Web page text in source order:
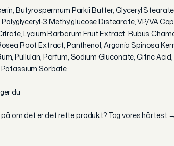
Butyrospermum Parkii Butter, Glyceryl
Polyglyceryl-3 Methylglucose Distearate, VP/VA
Lycium Barbarum Fruit Extract, Rubus
Root Extract, Panthenol, Argania Spinosa
Pullulan, Parfum, Sodium Gluconate, Citric
Sorbate.
du
på om det er det rette produkt? Tag vores hårtest →